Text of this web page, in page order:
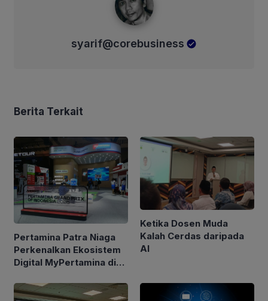
syarif@corebusiness
Berita Terkait
Pertamina Patra Niaga
Perkenalkan Ekosistem
Digital MyPertamina di
Ketika Dosen Muda
Kalah Cerdas daripada
AI